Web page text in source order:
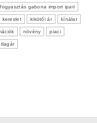
gabona import ipari
kereslet kikötői ár kínálat
növény piaci